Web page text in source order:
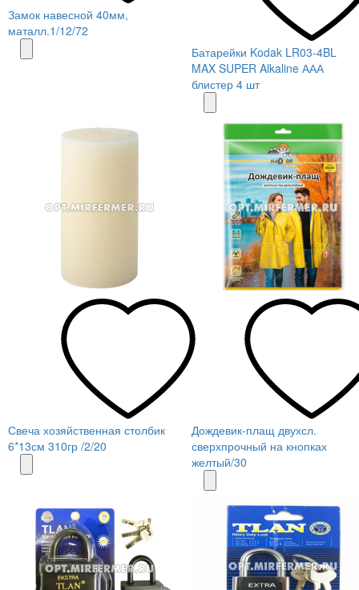
Замок навесной 40мм,
маталл.1/12/72
Батарейки Kodak LR03-4BL
MAX SUPER Alkaline ААА
блистер 4 шт
Свеча хозяйственная столбик
6*13см 310гр /2/20
Дождевик-плащ двухсл.
сверхпрочный на кнопках
желтый/30